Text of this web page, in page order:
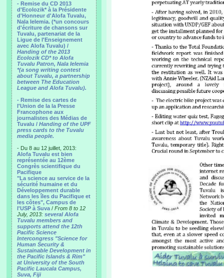
- Remise du CD 2013
d'Ecolozik* à la Présidente
d'Honneur d'Alofa Tuvalu,
Nala Ielemia. (*un concours
d'écriture de chansons sur
Tuvalu, partenariat de la
Ligue de l'Enseignement
avec Alofa Tuvalu) /
Handing of the 2013
Ecolozik CD* to Alofa
Tuvalu Patron, Nala Ielemia
*(a song writing contest
about Tuvalu, a partnership
between The Education
League and Alofa Tuvalu).
- Remise des cartes de
l'Union de la la Presse
Francophone aux
journalistes des Médias de
Tuvalu / Handing of the UPF
press cards to the Tuvalu
media people.
- Du 8 au 12 juillet, 2013:
Alofa Tuvalu est bien
représentée au 12ème
Congrès scientifique du
Pacifique
"La science au service de la
sécurité humaine et du
Développement durable
dans les îles du Pacifique et
les côtes", Campus de
l'USP à Suva / From 8 to 12
July, 2013: several Alofa
Tuvalu members and
supports attend the 12th
Pacific Science
Intercongress "Science for
Human Security &
Sustainable Development in
the Pacific Islands & Rim"
at University of the South
Pacific Laucala Campus,
Suva, Fiji